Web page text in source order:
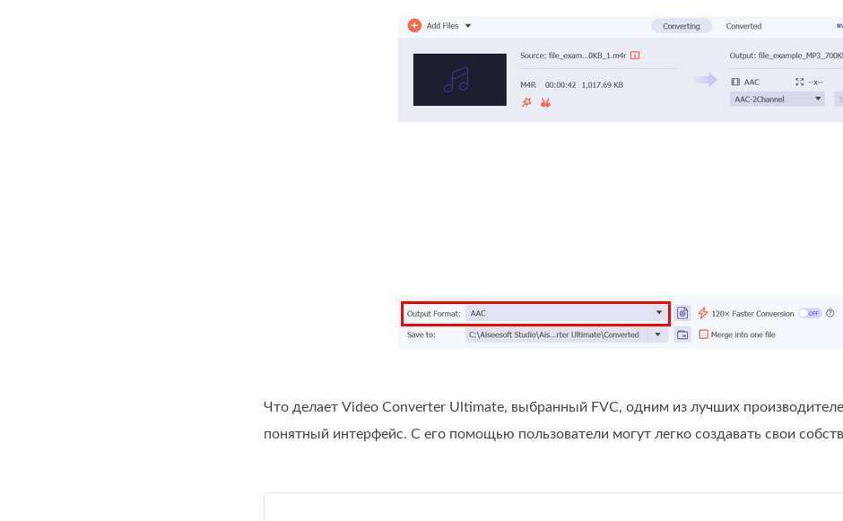
Что делает Video Converter Ultimate, выбранный FVC, одним из лучших
понятный интерфейс. С его помощью пользователи могут легко создавать свои